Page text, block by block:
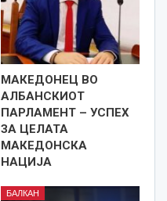
МАКЕДОНЕЦ ВО
АЛБАНСКИОТ
ПАРЛАМЕНТ – УСПЕХ
ЗА ЦЕЛАТА
МАКЕДОНСКА
НАЦИЈА
БАЛКАН